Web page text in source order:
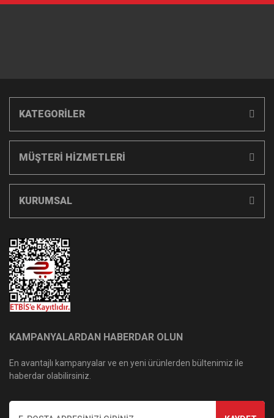
KATEGORİLER
MÜŞTERİ HİZMETLERİ
KURUMSAL
KAMPANYALARDAN HABERDAR OLUN
En avantajlı kampanyalar ve en yeni ürünlerden bültenimiz ile
haberdar olabilirsiniz.